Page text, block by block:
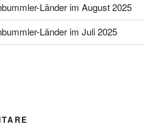
Länder im August 2025
Länder im Juli 2025